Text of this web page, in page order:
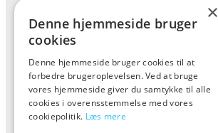
Forside
Kontakt
Oversigt artikler
×
Denne hjemmeside bruger
cookies
Denne hjemmeside bruger cookies til at
forbedre brugeroplevelsen. Ved at bruge
vores hjemmeside giver du samtykke til alle
cookies i overensstemmelse med vores
cookiepolitik. Læs mere